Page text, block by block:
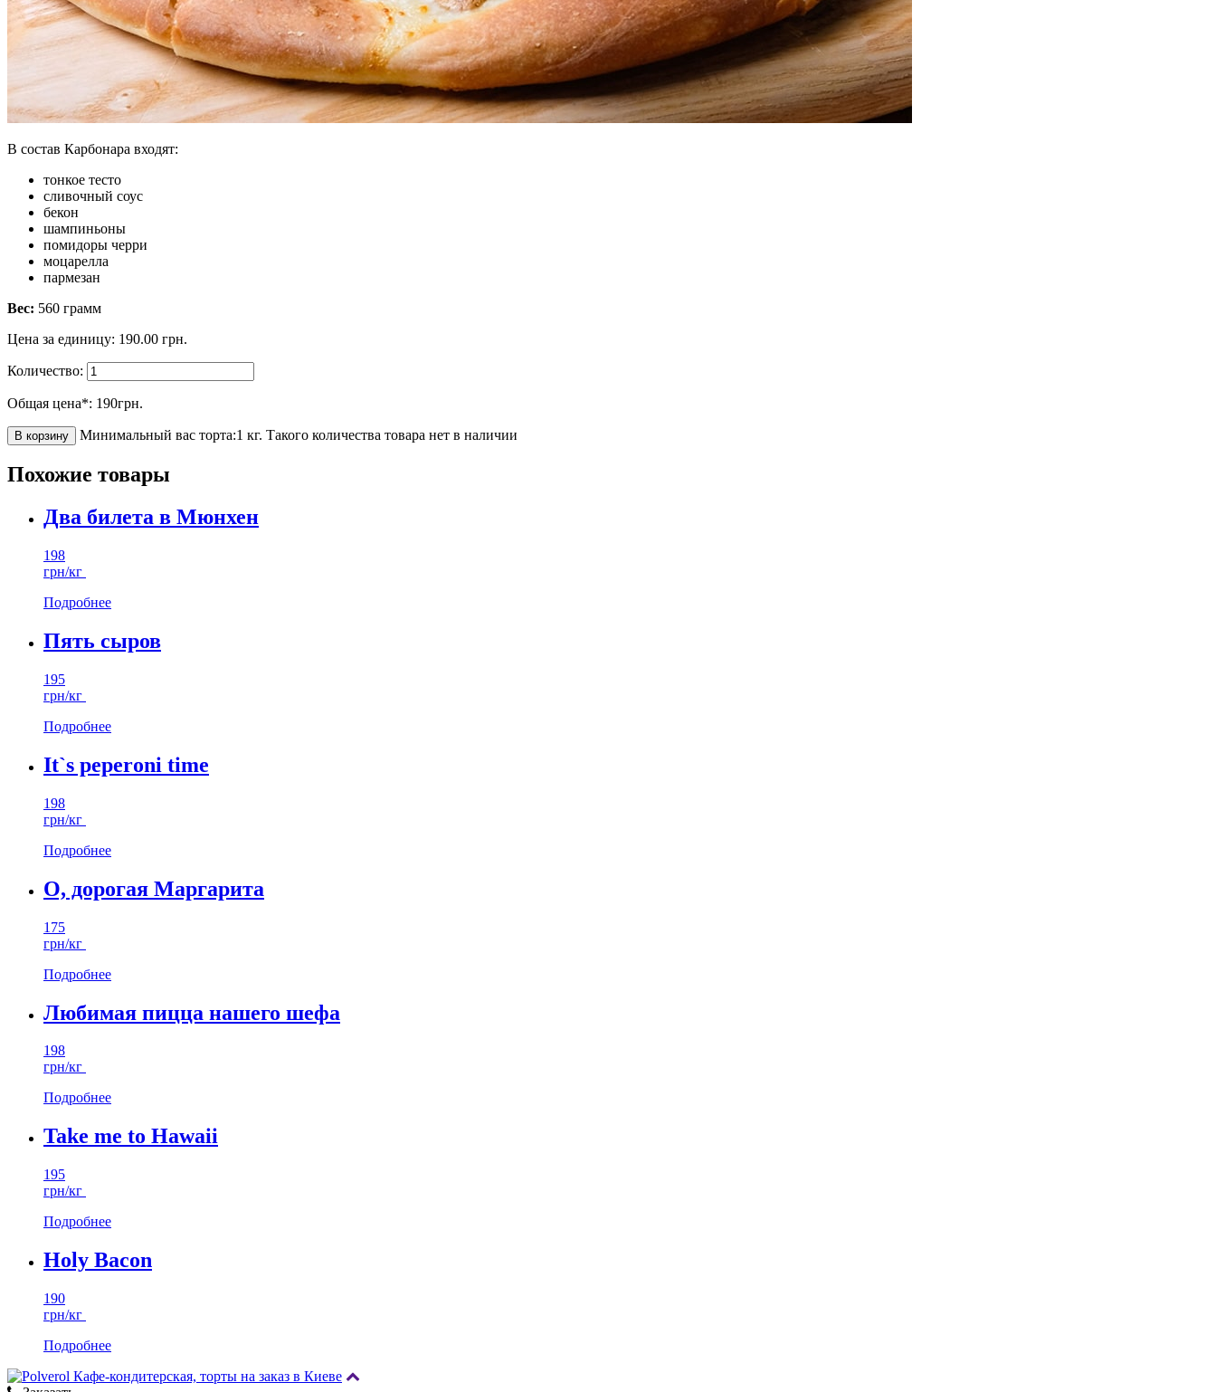
В состав Карбонара входят:
тонкое тесто
сливочный соус
бекон
шампиньоны
помидоры черри
моцарелла
пармезан
Вес: 560 грамм
Цена за единицу: 190.00 грн.
Количество:
Общая цена*: 190грн.
В корзину Минимальный вас торта:1 кг. Такого количества товара нет в наличии
Похожие товары
Два билета в Мюнхен
198
грн/кг
Подробнее
Пять сыров
195
грн/кг
Подробнее
It`s peperoni time
198
грн/кг
Подробнее
О, дорогая Маргарита
175
грн/кг
Подробнее
Любимая пицца нашего шефа
198
грн/кг
Подробнее
Take me to Hawaii
195
грн/кг
Подробнее
Holy Bacon
190
грн/кг
Подробнее